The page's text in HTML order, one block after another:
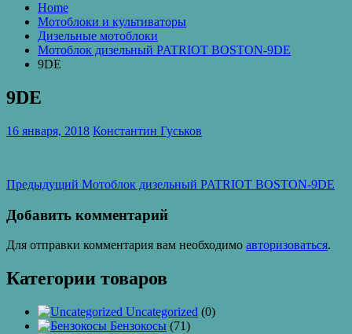
Home
Мотоблоки и культиваторы
Дизельные мотоблоки
Мотоблок дизельный PATRIOT BOSTON-9DE
9DE
9DE
16 января, 2018 Константин Гуськов
Навигация
по
записям
Предыдущий Предыдущая
Мотоблок дизельный PATRIOT BOSTON-9DE
Добавить комментарий
Для отправки комментария вам необходимо авторизоваться.
Категории товаров
Uncategorized (0)
Бензокосы (71)